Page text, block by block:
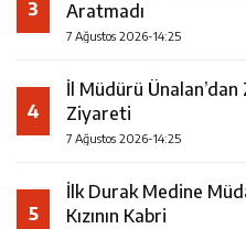
3
Aratmadı
7 Ağustos 2026-14:25
4
İl Müdürü
Ziyareti
7 Ağustos 2026-14:25
5
İlk Durak Medine
Kızının Kabri